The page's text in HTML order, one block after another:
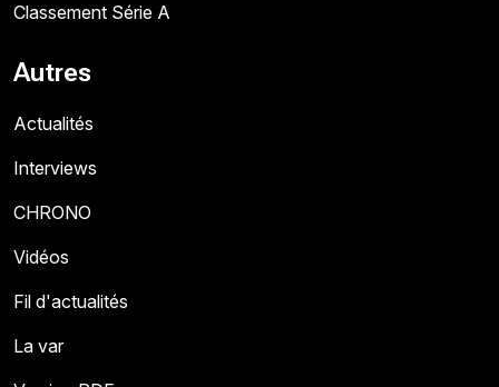
Classement Série A
Autres
Actualités
Interviews
CHRONO
Vidéos
Fil d'actualités
La var